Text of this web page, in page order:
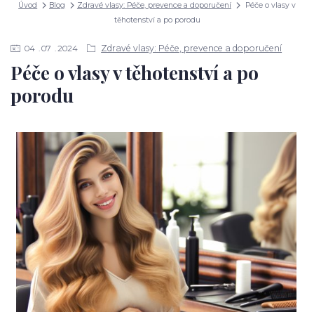
Úvod Blog Zdravé vlasy: Péče, prevence a doporučení
Péče o vlasy v
těhotenství a po porodu
04 07 2024 Zdravé vlasy: Péče, prevence a doporučení
Péče o vlasy v těhotenství a po
porodu